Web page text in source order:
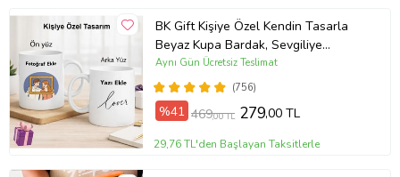
BK Gift Kişiye Özel Kendin Tasarla
Beyaz Kupa Bardak, Sevgiliye
Hediye, Arkadaşa Hediye, Doğum
Günü Hediyesi(756)
Aynı Gün Ücretsiz Teslimat
%41 469,00 TL 279,00 TL
29,76 TL'den Başlayan Taksitlerle